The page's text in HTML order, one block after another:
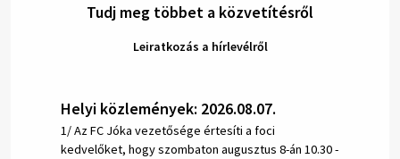
Tudj meg többet a közvetítésről
Leiratkozás a hírlevélről
Helyi közlemények: 2026.08.07.
1/ Az FC Jóka vezetősége értesíti a foci
kedvelőket, hogy szombaton augusztus 8-án 10.30 -